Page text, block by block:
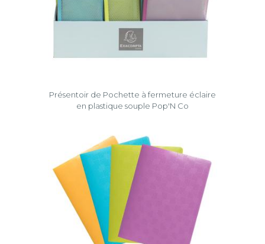
Présentoir de Pochette à fermeture éclaire
en plastique souple Pop'N Co